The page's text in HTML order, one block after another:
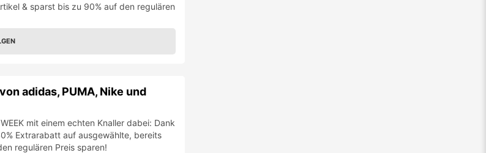
& sparst bis zu 90% auf den regulären
adidas, PUMA, Nike und
mit einem echten Knaller dabei: Dank
Extrarabatt auf ausgewählte, bereits
regulären Preis sparen!